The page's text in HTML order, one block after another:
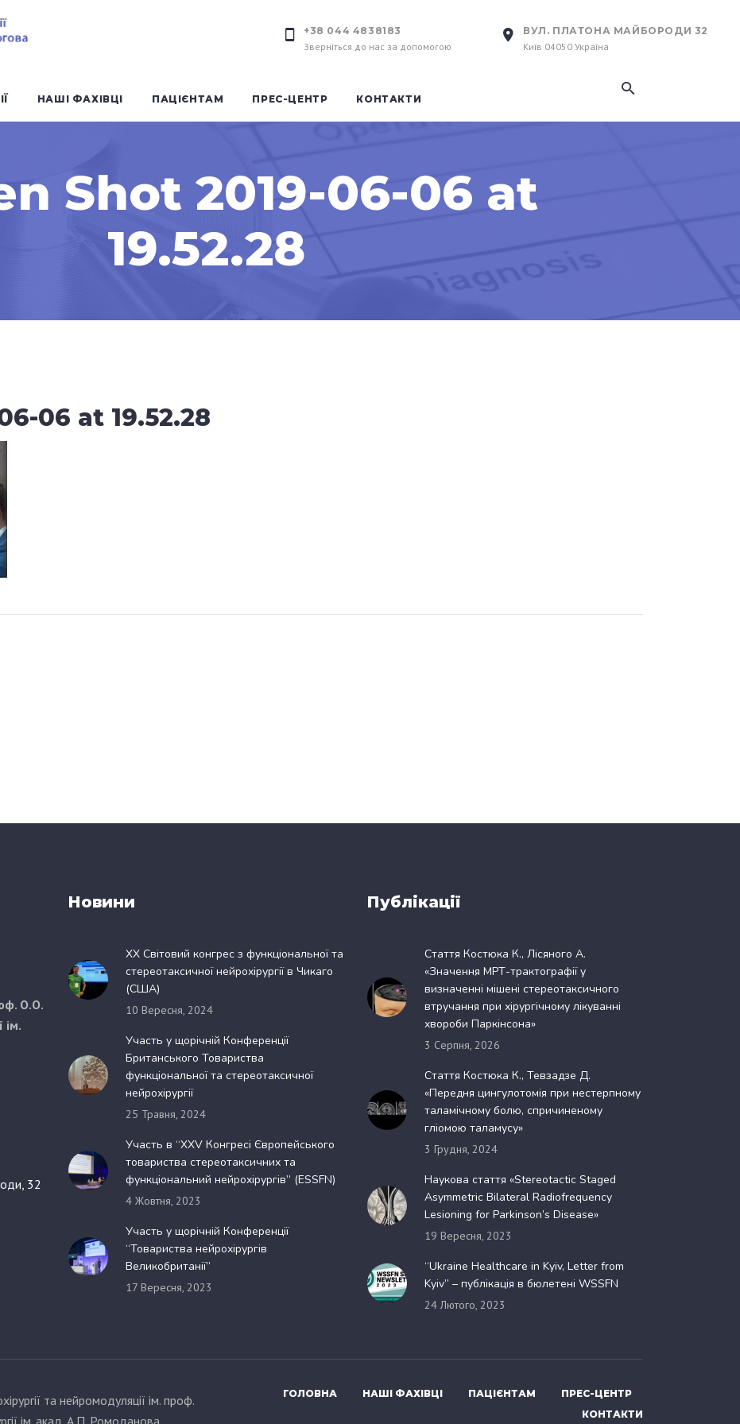
+38 044 4838183
Зверніться до нас за допомогою
ВУЛ. ПЛАТОНА МАЙБОРОДИ 32
Київ 04050 Україна
НАШІ ФАХІВЦІ ПАЦІЄНТАМ ПРЕС-ЦЕНТР КОНТАКТИ
Shot 2019-06-06 at
19.52.28
06 at 19.52.28
О.О.
ім.
32
Новини
XX Світовий конгрес з функціональної та
стереотаксичної нейрохірургії в Чикаго
(США)
10 Вересня, 2024
Участь у щорічній Конференції
Британського Товариства
функціональної та стереотаксичної
нейрохірургії
25 Травня, 2024
Участь в “XXV Конгресі Європейського
товариства стереотаксичних та
функціональний нейрохірургів” (ESSFN)
4 Жовтня, 2023
Участь у щорічній Конференції
“Товариства нейрохірургів
Великобританії”
17 Вересня, 2023
Публікації
Стаття Костюка К., Лісяного А.
«Значення МРТ-трактографії у
визначенні мішені стереотаксичного
втручання при хірургічному лікуванні
хвороби Паркінсона»
3 Серпня, 2026
Стаття Костюка К., Тевзадзе Д.
«Передня цингулотомія при нестерпному
таламічному болю, спричиненому
гліомою таламусу»
3 Грудня, 2024
Наукова стаття «Stereotactic Staged
Asymmetric Bilateral Radiofrequency
Lesioning for Parkinson’s Disease»
19 Вересня, 2023
“Ukraine Healthcare in Kyiv, Letter from
Kyiv” – публікація в бюлетені WSSFN
24 Лютого, 2023
та нейромодуляції ім. проф.
ім. акад. А.П. Ромоданова
ГОЛОВНА НАШІ ФАХІВЦІ ПАЦІЄНТАМ
ПРЕС-ЦЕНТР
КОНТАКТИ